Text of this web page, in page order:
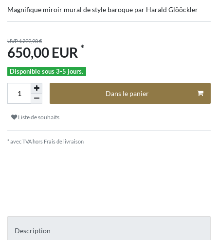
Magnifique miroir mural de style baroque par Harald Glööckler
UVP 1 299,90 €
650,00 EUR *
Disponible sous 3-5 jours.
Dans le panier
Liste de souhaits
* avec TVA hors Frais de livraison
Description